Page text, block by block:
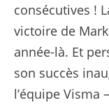
consécutives !
victoire de
année-là. Et
son succès
l’équipe Visma